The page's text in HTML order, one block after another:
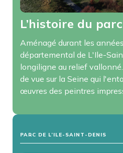
L’histoire du parc
Aménagé durant les
départemental de L'Ile-
longiligne au relief
de vue sur la Seine qui
œuvres des peintres
PARC DE L’ILE-SAINT-DENIS